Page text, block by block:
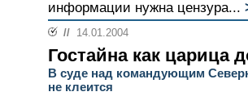
информации нужна цензура...
// 14.01.2004
Гостайна как царица
В суде над командующим
не клеится